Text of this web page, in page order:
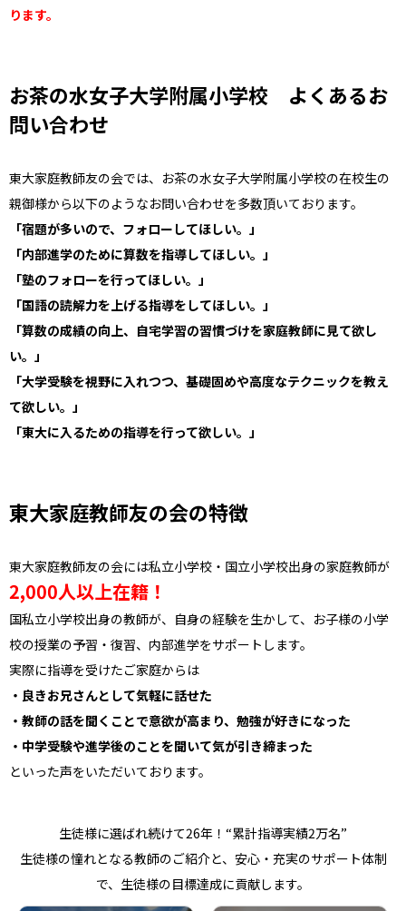
ります。
お茶の水女子大学附属小学校 よくあるお
問い合わせ
東大家庭教師友の会では、お茶の水女子大学附属小学校の在校生の
親御様から以下のようなお問い合わせを多数頂いております。
「宿題が多いので、フォローしてほしい。」
「内部進学のために算数を指導してほしい。」
「塾のフォローを行ってほしい。」
「国語の読解力を上げる指導をしてほしい。」
「算数の成績の向上、自宅学習の習慣づけを家庭教師に見て欲し
い。」
「大学受験を視野に入れつつ、基礎固めや高度なテクニックを教え
て欲しい。」
「東大に入るための指導を行って欲しい。」
東大家庭教師友の会の特徴
東大家庭教師友の会には私立小学校・国立小学校出身の家庭教師が
2,000人以上在籍！
国私立小学校出身の教師が、自身の経験を生かして、お子様の小学
校の授業の予習・復習、内部進学をサポートします。
実際に指導を受けたご家庭からは
・良きお兄さんとして気軽に話せた
・教師の話を聞くことで意欲が高まり、勉強が好きになった
・中学受験や進学後のことを聞いて気が引き締まった
といった声をいただいております。
生徒様に選ばれ続けて26年！“累計指導実績2万名”
生徒様の憧れとなる教師のご紹介と、安心・充実のサポート体制
で、生徒様の目標達成に貢献します。